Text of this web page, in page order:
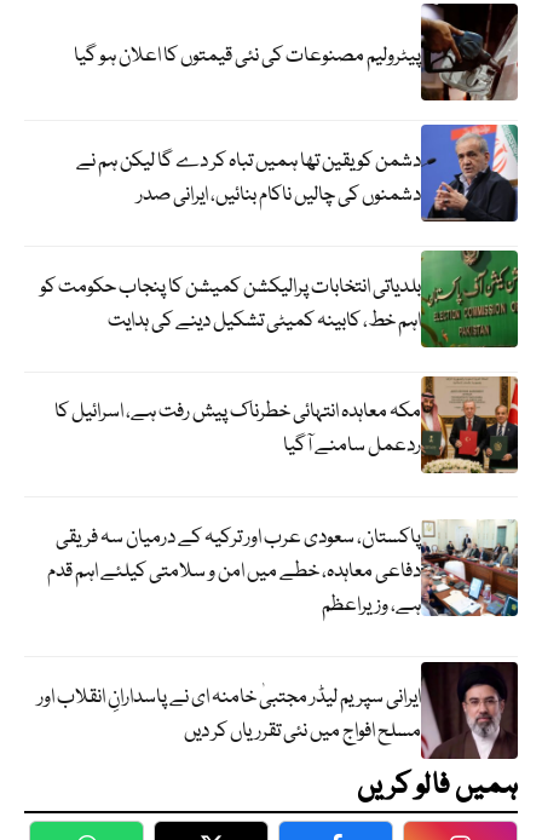
پیٹرولیم مصنوعات کی نئی قیمتوں کا اعلان ہو گیا
دشمن کو یقین تھا ہمیں تباہ کر دے گا لیکن ہم نے
دشمنوں کی چالیں ناکام بنائیں، ایرانی صدر
بلدیاتی انتخابات پرالیکشن کمیشن کا پنجاب حکومت کو
اہم خط، کابینہ کمیٹی تشکیل دینے کی ہدایت
مکہ معاہدہ انتہائی خطرناک پیش رفت ہے، اسرائیل کا
ردعمل سامنے آگیا
پاکستان، سعودی عرب اور ترکیہ کے درمیان سہ فریقی
دفاعی معاہدہ، خطے میں امن و سلامتی کیلئے اہم قدم
ہے، وزیراعظم
ایرانی سپریم لیڈر مجتبیٰ خامنہ ای نے پاسدارانِ انقلاب اور
مسلح افواج میں نئی تقرریاں کر دیں
ہمیں فالو کریں